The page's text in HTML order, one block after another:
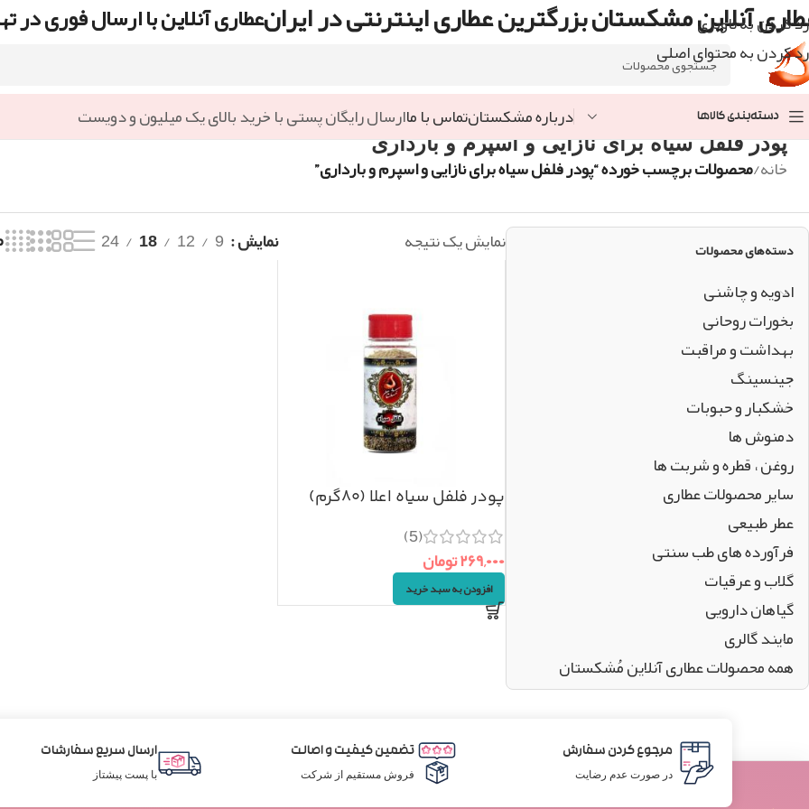
رد کردن به ناوبری
رد کردن به محتوای اصلی
آنلاین مشکستان بزرگترین عطاری اینترنتی در ایرانعطاری آنلاین با ارسال فوری در
دسته‌بندی کالاها درباره مشکستانتماس با ماارسال رایگان پستی با خرید بالای یک میلیون و دویست
پودر فلفل سیاه برای نازایی و اسپرم و بارداری
خانه/محصولات برچسب خورده “پودر فلفل سیاه برای نازایی و اسپرم و بارداری”
دسته‌های محصولات
ادویه و چاشنی
بخورات روحانی
بهداشت و مراقبت
جینسینگ
خشکبار و حبوبات
دمنوش ها
روغن ، قطره و شربت ها
سایر محصولات عطاری
عطر طبیعی
فرآورده های طب سنتی
گلاب و عرقیات
گیاهان دارویی
مایند گالری
همه محصولات عطاری آنلاین مُشکستان
نمایش یک نتیجه نمایش 9
12
18
24
پودر فلفل سیاه اعلا (۸۰گرم)
(5)
۲۶۹,۰۰۰تومان
افزودن به سبد خرید
مرجوع کردن سفارش
در صورت عدم رضایت
تضمین کیفیت و اصالت
فروش مستقیم از شرکت
ارسال سریع سفارشات
با پست پیشتاز